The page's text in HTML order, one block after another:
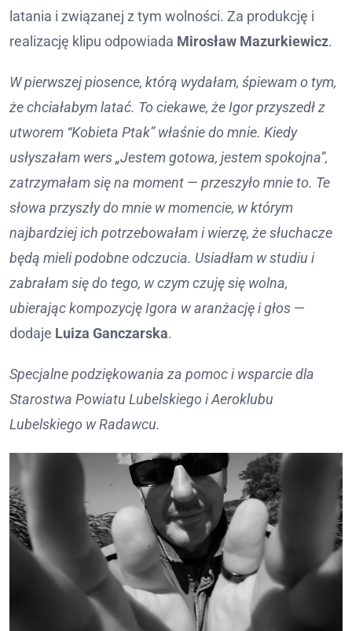
latania i związanej z tym wolności. Za produkcję i
realizację klipu odpowiada Mirosław Mazurkiewicz.
W pierwszej piosence, którą wydałam, śpiewam o tym,
że chciałabym latać. To ciekawe, że Igor przyszedł z
utworem “Kobieta Ptak” właśnie do mnie. Kiedy
usłyszałam wers „Jestem gotowa, jestem spokojna”,
zatrzymałam się na moment — przeszyło mnie to. Te
słowa przyszły do mnie w momencie, w którym
najbardziej ich potrzebowałam i wierzę, że słuchacze
będą mieli podobne odczucia. Usiadłam w studiu i
zabrałam się do tego, w czym czuję się wolna,
ubierając kompozycję Igora w aranżację i głos —
dodaje Luiza Ganczarska.
Specjalne podziękowania za pomoc i wsparcie dla
Starostwa Powiatu Lubelskiego i Aeroklubu
Lubelskiego w Radawcu.